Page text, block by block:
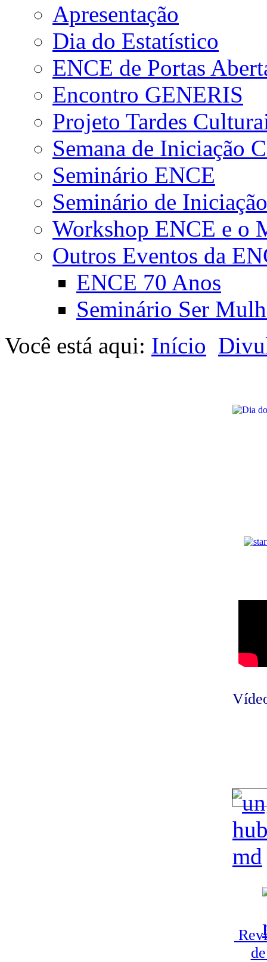
Apresentação
Dia do Estatístico
ENCE de Portas
Encontro GENERIS
Projeto Tardes
Semana de Iniciação
Seminário ENCE
Seminário de
Workshop ENCE e o
Outros Eventos da
ENCE 70 Anos
Seminário Ser
Você está aqui: Início